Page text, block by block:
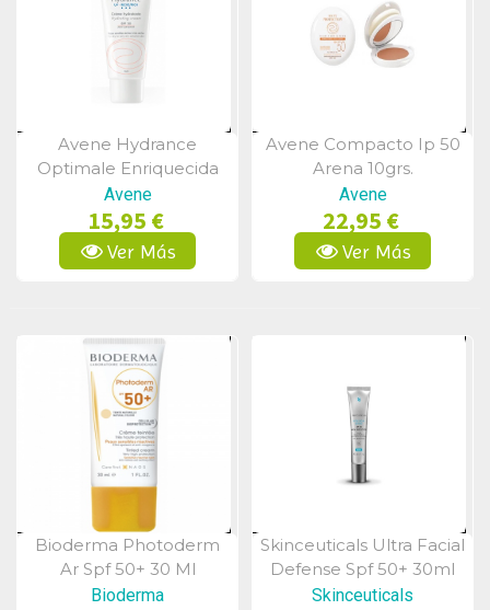
Vista Rápida
Avene Hydrance
Optimale Enriquecida
Spf30 40 Ml
Avene
15,95 €
Ver Más
Vista Rápida
Avene Compacto Ip 50
Arena 10grs.
Avene
22,95 €
Ver Más
Vista Rápida
Bioderma Photoderm
Ar Spf 50+ 30 Ml
Bioderma
Vista Rápida
Skinceuticals Ultra Facial
Defense Spf 50+ 30ml
Skinceuticals